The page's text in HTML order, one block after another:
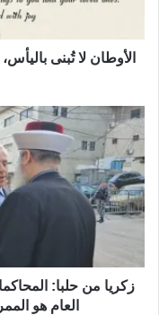
تتألم لعائلات خلت من
حيث رفع الصوت مطالباً
الذي يرفع الظلم
الإسلاميين القابعين في
وإعادتهم إلى أسرهم
كربات أطفال طال
الملك وباب لرحمة رب
واختتمت الشعائر
الله البلاد والعباد
المسلمين، سائلين
على الجميع بالخير
الأوطان لا تُبنى
زكريا من حلبا:
العام هو